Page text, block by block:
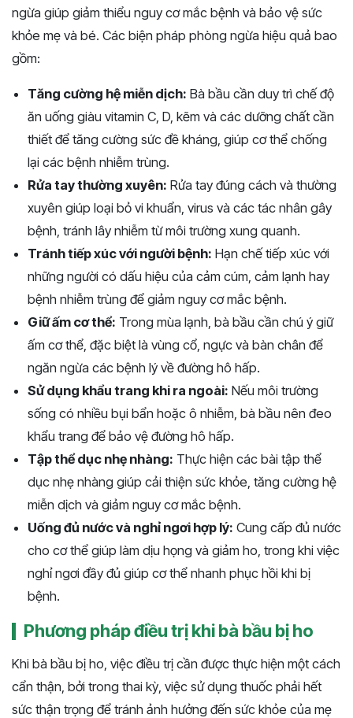
ngừa giúp giảm thiểu nguy cơ mắc bệnh và bảo vệ sức
khỏe mẹ và bé. Các biện pháp phòng ngừa hiệu quả bao
gồm:
Tăng cường hệ miễn dịch: Bà bầu cần duy trì chế độ
ăn uống giàu vitamin C, D, kẽm và các dưỡng chất cần
thiết để tăng cường sức đề kháng, giúp cơ thể chống
lại các bệnh nhiễm trùng.
Rửa tay thường xuyên: Rửa tay đúng cách và thường
xuyên giúp loại bỏ vi khuẩn, virus và các tác nhân gây
bệnh, tránh lây nhiễm từ môi trường xung quanh.
Tránh tiếp xúc với người bệnh: Hạn chế tiếp xúc với
những người có dấu hiệu của cảm cúm, cảm lạnh hay
bệnh nhiễm trùng để giảm nguy cơ mắc bệnh.
Giữ ấm cơ thể: Trong mùa lạnh, bà bầu cần chú ý giữ
ấm cơ thể, đặc biệt là vùng cổ, ngực và bàn chân để
ngăn ngừa các bệnh lý về đường hô hấp.
Sử dụng khẩu trang khi ra ngoài: Nếu môi trường
sống có nhiều bụi bẩn hoặc ô nhiễm, bà bầu nên đeo
khẩu trang để bảo vệ đường hô hấp.
Tập thể dục nhẹ nhàng: Thực hiện các bài tập thể
dục nhẹ nhàng giúp cải thiện sức khỏe, tăng cường hệ
miễn dịch và giảm nguy cơ mắc bệnh.
Uống đủ nước và nghỉ ngơi hợp lý: Cung cấp đủ nước
cho cơ thể giúp làm dịu họng và giảm ho, trong khi việc
nghỉ ngơi đầy đủ giúp cơ thể nhanh phục hồi khi bị
bệnh.
Phương pháp điều trị khi bà bầu bị ho
Khi bà bầu bị ho, việc điều trị cần được thực hiện một cách
cẩn thận, bởi trong thai kỳ, việc sử dụng thuốc phải hết
sức thận trọng để tránh ảnh hưởng đến sức khỏe của mẹ